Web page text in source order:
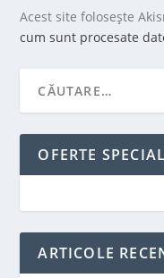
Acest site folosește
cum sunt procesate
OFERTE
ARTICOLE